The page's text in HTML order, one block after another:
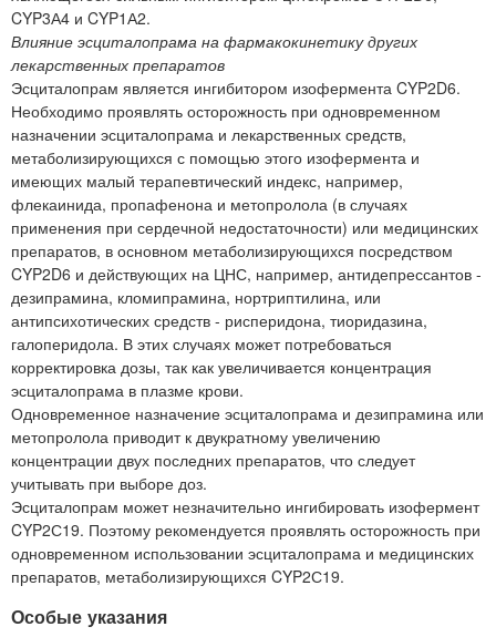
CYP3А4 и CYP1А2.
Влияние эсциталопрама на фармакокинетику других
лекарственных препаратов
Эсциталопрам является ингибитором изофермента CYP2D6.
Необходимо проявлять осторожность при одновременном
назначении эсциталопрама и лекарственных средств,
метаболизирующихся с помощью этого изофермента и
имеющих малый терапевтический индекс, например,
флекаинида, пропафенона и метопролола (в случаях
применения при сердечной недостаточности) или медицинских
препаратов, в основном метаболизирующихся посредством
CYP2D6 и действующих на ЦНС, например, антидепрессантов -
дезипрамина, кломипрамина, нортриптилина, или
антипсихотических средств - рисперидона, тиоридазина,
галоперидола. В этих случаях может потребоваться
корректировка дозы, так как увеличивается концентрация
эсциталопрама в плазме крови.
Одновременное назначение эсциталопрама и дезипрамина или
метопролола приводит к двукратному увеличению
концентрации двух последних препаратов, что следует
учитывать при выборе доз.
Эсциталопрам может незначительно ингибировать изофермент
CYP2С19. Поэтому рекомендуется проявлять осторожность при
одновременном использовании эсциталопрама и медицинских
препаратов, метаболизирующихся CYP2С19.
Особые указания